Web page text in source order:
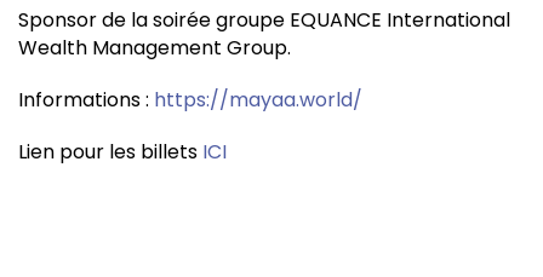
Sponsor de la soirée groupe EQUANCE International
Wealth Management Group.
Informations : https://mayaa.world/
Lien pour les billets ICI